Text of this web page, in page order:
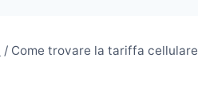
/ Come trovare la tariffa